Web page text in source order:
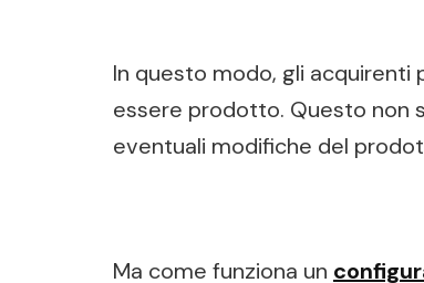
In questo modo, gli
essere prodotto. Questo non
eventuali modifiche del
Ma come funziona un